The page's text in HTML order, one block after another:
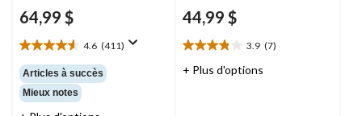
64,99 $
4.6 (411)
4.6
étoile(s)
sur
5.
Articles à succès
Mieux notes
44,99 $
3.9 (7)
3.9
étoile(s)
+ Plus d'options